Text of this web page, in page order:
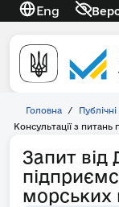
Eng
Головна / Публічні
Консультації з питань
Запит
морських